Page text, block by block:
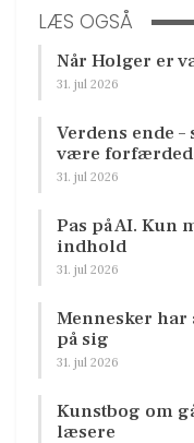
LÆS OGSÅ
Når Holger er
31. jul 2026
Verdens ende
være
31. jul 2026
Pas på AI.
indhold
31. jul 2026
Mennesker har
på sig
31. jul 2026
Kunstbog om
læsere